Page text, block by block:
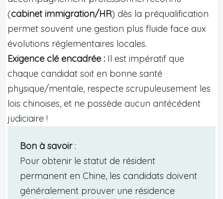
(cabinet immigration/HR) dès la préqualification
permet souvent une gestion plus fluide face aux
évolutions réglementaires locales.
Exigence clé encadrée : Il est impératif que
chaque candidat soit en bonne santé
physique/mentale, respecte scrupuleusement les
lois chinoises, et ne possède aucun antécédent
judiciaire !
Bon à savoir:
Pour obtenir le statut de résident
permanent en Chine, les candidats doivent
généralement prouver une résidence